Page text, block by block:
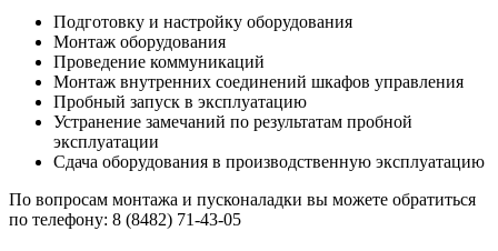
Подготовку и настройку оборудования
Монтаж оборудования
Проведение коммуникаций
Монтаж внутренних соединений шкафов управления
Пробный запуск в эксплуатацию
Устранение замечаний по результатам пробной
эксплуатации
Сдача оборудования в производственную эксплуатацию
По вопросам монтажа и пусконаладки вы можете обратиться
по телефону: 8 (8482) 71-43-05